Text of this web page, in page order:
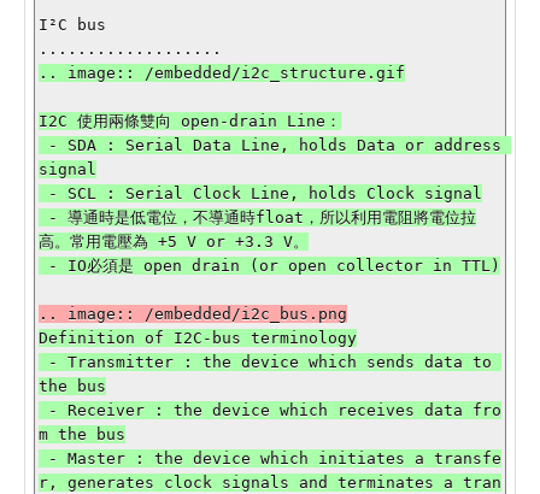
I²C bus
I2C 使用兩條雙向 open-drain Line：
signal
高。常用電壓為 +5 V or +3.3 V。
Definition of I2C-bus terminology
the bus
m the bus
r, generates clock signals and terminates a tran